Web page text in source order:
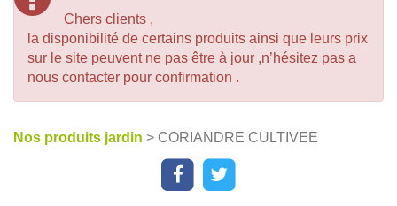
Chers clients ,
la disponibilité de certains produits ainsi que leurs prix
sur le site peuvent ne pas être à jour ,n’hésitez pas a
nous contacter pour confirmation .
Nos produits jardin > CORIANDRE CULTIVEE